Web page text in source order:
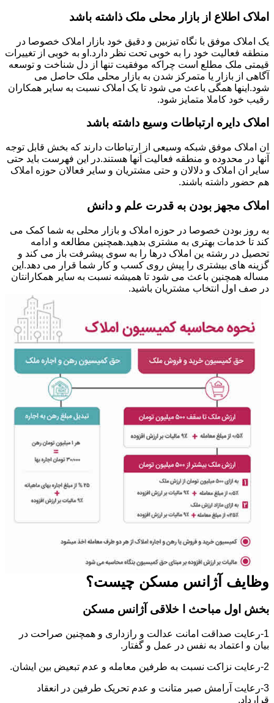
املاک اطلاع از بازار محلی ملک ذاشته باشد
یک املاک موفق با نگاه تیزبین و دقیق خود بازار املاک خصوصا در
منطقه فعالیت خود را به خوبی تحت نظر دارد.او به خوبی از تغییرات
قیمتی ملک مطلع است چراکه موفقیت تنها از دل شناخت و توسعه
آگاهی از بازار یا متمرکز شدن به بازار محلی ملک حاصل می
شود.اینها همگی باعث می شود تا یک املاک نسبت به سایر همکاران
رقیب خود کاملا متمایز شود.
املاک دایره ارتباطات وسیع داشته باشد
ان املاک موفق شبکه وسیعی از ارتباطات دارند که بخش قابل توجه
آنها در محدوده و منطقه فعالیت آنها هستند.در این فهرست باید حتی
سایر ان املاک و دلالان و حتی مشتریان و سایر فعالان حوزه املاک
هم حضور داشته باشند.
املاک مجهز بودن به قدرت علم و دانش
به روز بودن خصوصا در حوزه املاک و بازار محلی به شما کمک می
کند تا خدمات بهتری به مشتری بدهید.همچنین مطالعه و ادامه
تحصیل در رشته ین املاک درها را به سوی پیشرفت باز می کند و
گزینه های بیشتری را پیش روی کسب و کار شما قرار می دهد.این
مساله همچنین باعث می شود تا همیشه نسبت به سایر همکارانتان
در صف اول انتخاب مشتریان باشید.
وظایف آژانس مسکن چیست؟
بخش اول مباحث ا خلاقی آژانس مسکن
1-رعایت صداقت امانت عدالت و رازداری و همچنین صراحت در
بیان و اعتماد به نفس در عمل و گفتار.
2-رعایت نزاکت نسبت به طرفین معامله و عدم تبعیض بین ایشان.
3-رعایت آرامش صبر متانت و عدم تحریک طرفین در انعقاد
قرارداد.